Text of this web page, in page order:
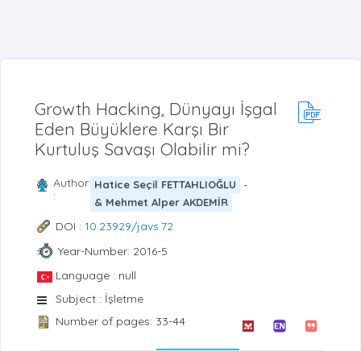
Growth Hacking, Dünyayı İşgal
Eden Büyüklere Karşı Bir
Kurtuluş Savaşı Olabilir mi?
Author
:
Hatice Seçil FETTAHLIOĞLU -
& Mehmet Alper AKDEMİR
DOI : 10.23929/javs.72
Year-Number: 2016-5
Language : null
Subject : İşletme
Number of pages: 33-44